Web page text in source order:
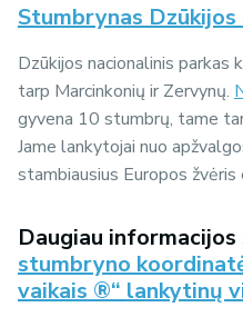
Stumbrynas
Dzūkijos nacionalinis parkas
tarp Marcinkonių ir Zervynų.
gyvena 10 stumbrų, tame
Jame lankytojai nuo
stambiausius Europos
Daugiau
stumbryno
vaikais ®“ lankytinų